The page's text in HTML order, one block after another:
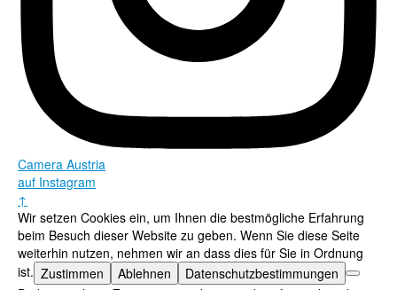
Camera Austria
auf Instagram
↑
Wir setzen Cookies ein, um Ihnen die bestmögliche Erfahrung
beim Besuch dieser Website zu geben. Wenn Sie diese Seite
weiterhin nutzen, nehmen wir an dass dies für Sie in Ordnung
ist. Zustimmen Ablehnen
Datenschutzbestimmungen